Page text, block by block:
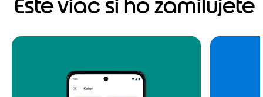
Ešte viac si ho zamilujete